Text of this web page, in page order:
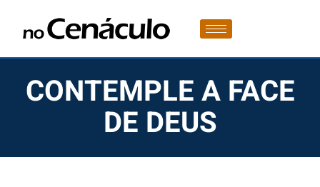
CONTEMPLE A FACE
DE DEUS